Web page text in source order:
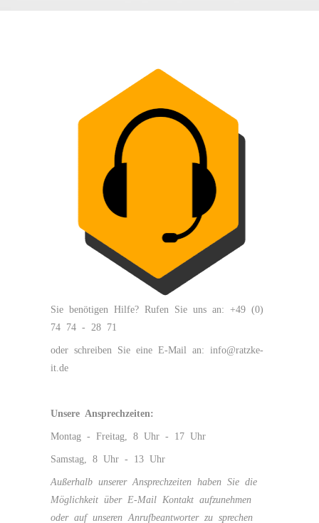
Sie benötigen Hilfe? Rufen Sie uns an: +49 (0)
74 74 - 28 71
oder schreiben Sie eine E-Mail an:info@ratzke-
it.de
Unsere Ansprechzeiten:
Montag - Freitag, 8 Uhr - 17 Uhr
Samstag, 8 Uhr - 13 Uhr
Außerhalb unserer Ansprechzeiten haben Sie die
Möglichkeit über E-Mail Kontakt aufzunehmen
oder auf unseren Anrufbeantworter zu sprechen